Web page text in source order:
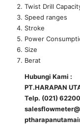
Twist Drill
Speed
Stroke :
Power
Size :
Berat :
Hubungi Kami :
PT.HARAPAN
Telp. (021)